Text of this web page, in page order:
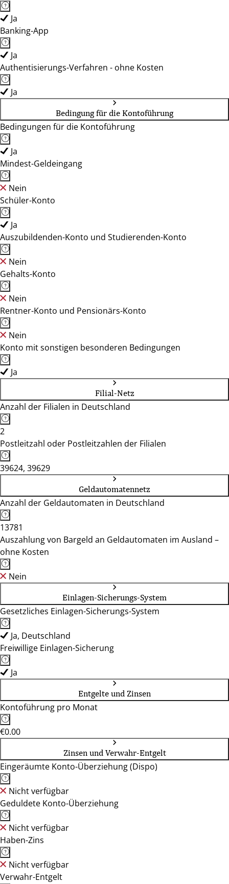
Ja
Banking-App
Ja
Authentisierungs-Verfahren - ohne Kosten
Ja
Bedingung für die Kontoführung
Bedingungen für die Kontoführung
Ja
Mindest-Geldeingang
Nein
Schüler-Konto
Ja
Auszubildenden-Konto und Studierenden-Konto
Nein
Gehalts-Konto
Nein
Rentner-Konto und Pensionärs-Konto
Nein
Konto mit sonstigen besonderen Bedingungen
Ja
Filial-Netz
Anzahl der Filialen in Deutschland
2
Postleitzahl oder Postleitzahlen der Filialen
39624, 39629
Geldautomatennetz
Anzahl der Geldautomaten in Deutschland
13781
Auszahlung von Bargeld an Geldautomaten im Ausland –
ohne Kosten
Nein
Einlagen-Sicherungs-System
Gesetzliches Einlagen-Sicherungs-System
Ja, Deutschland
Freiwillige Einlagen-Sicherung
Ja
Entgelte und Zinsen
Kontoführung pro Monat
€0.00
Zinsen und Verwahr-Entgelt
Eingeräumte Konto-Überziehung (Dispo)
Nicht verfügbar
Geduldete Konto-Überziehung
Nicht verfügbar
Haben-Zins
Nicht verfügbar
Verwahr-Entgelt